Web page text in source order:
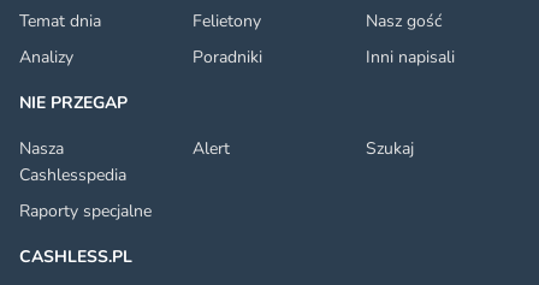
Temat dnia
Felietony
Nasz gość
Analizy
Poradniki
Inni napisali
NIE PRZEGAP
Nasza
Cashlesspedia
Alert Szukaj
Raporty specjalne
CASHLESS.PL